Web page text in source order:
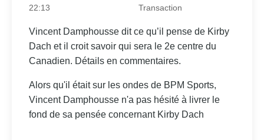
22:13
Transaction
Vincent Damphousse dit ce qu’il pense de Kirby
Dach et il croit savoir qui sera le 2e centre du
Canadien. Détails en commentaires.
Alors qu'il était sur les ondes de BPM Sports,
Vincent Damphousse n'a pas hésité à livrer le
fond de sa pensée concernant Kirby Dach